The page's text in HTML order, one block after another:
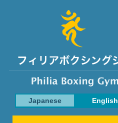
Japanese English